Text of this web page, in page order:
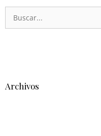
Archivos